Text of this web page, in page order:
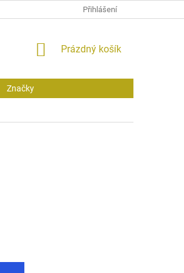
Přihlášení
NÁKUPNÍ
Prázdný košík
Značky